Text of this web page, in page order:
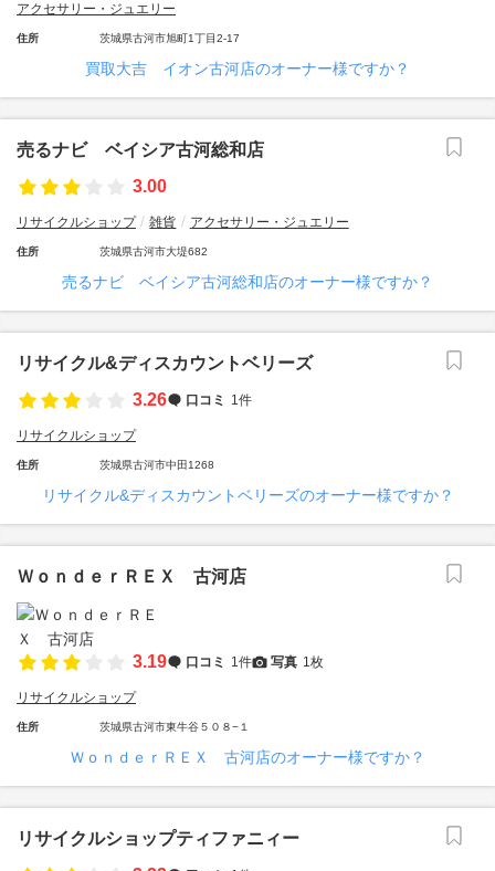
アクセサリー・ジュエリー
住所 茨城県古河市旭町1丁目2-17
買取大吉 イオン古河店のオーナー様ですか？
売るナビ ベイシア古河総和店
3.00
リサイクルショップ 雑貨 アクセサリー・ジュエリー
住所 茨城県古河市大堤682
売るナビ ベイシア古河総和店のオーナー様ですか？
リサイクル&ディスカウントベリーズ
3.26
口コミ 1件
リサイクルショップ
住所 茨城県古河市中田1268
リサイクル&ディスカウントベリーズのオーナー様ですか？
ＷｏｎｄｅｒＲＥＸ 古河店
3.19 口コミ 1件 写真 1枚
リサイクルショップ
住所 茨城県古河市東牛谷５０８−１
ＷｏｎｄｅｒＲＥＸ 古河店のオーナー様ですか？
リサイクルショップティファニィー